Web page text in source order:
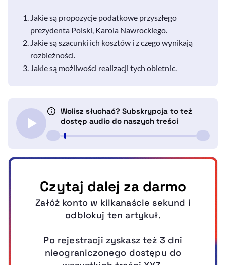
Jakie są propozycje podatkowe przyszłego
prezydenta Polski, Karola Nawrockiego.
Jakie są szacunki ich kosztów i z czego wynikają
rozbieżności.
Jakie są możliwości realizacji tych obietnic.